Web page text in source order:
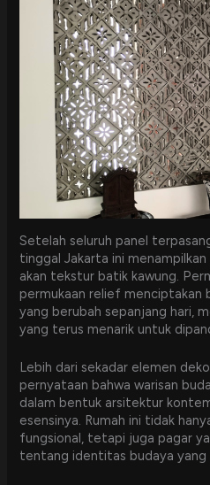
Setelah seluruh panel
tinggal Jakarta ini
akan tekstur batik kawung.
permukaan relief menciptakan
yang berubah sepanjang hari,
yang terus menarik untuk
Lebih dari sekadar elemen
pernyataan bahwa warisan
dalam bentuk arsitektur
esensinya. Rumah ini tidak
fungsional, tetapi juga pagar
tentang identitas budaya yang